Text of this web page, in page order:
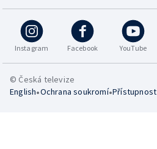
Instagram Facebook YouTube
© Česká televize
English•Ochrana soukromí•Přístupnost